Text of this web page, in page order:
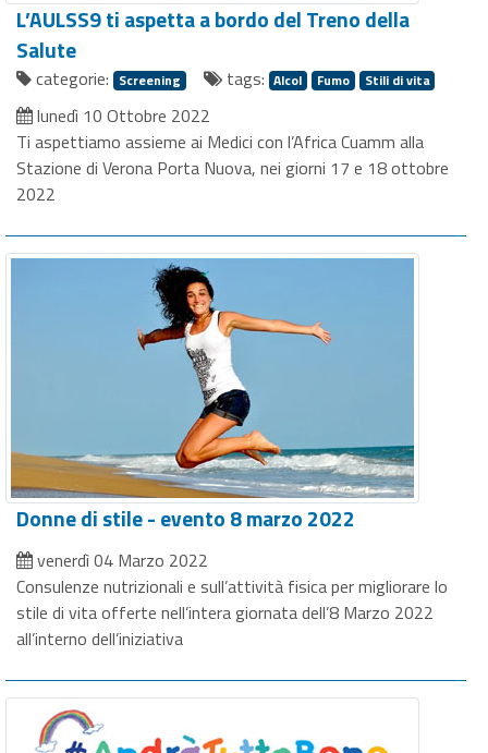
L’AULSS9 ti aspetta a bordo del Treno della
Salute
categorie: Screening tags: Alcol Fumo Stili di vita
lunedì 10 Ottobre 2022
Ti aspettiamo assieme ai Medici con l’Africa Cuamm alla
Stazione di Verona Porta Nuova, nei giorni 17 e 18 ottobre
2022
Donne di stile - evento 8 marzo 2022
venerdì 04 Marzo 2022
Consulenze nutrizionali e sull’attività fisica per migliorare lo
stile di vita offerte nell’intera giornata dell’8 Marzo 2022
all’interno dell’iniziativa